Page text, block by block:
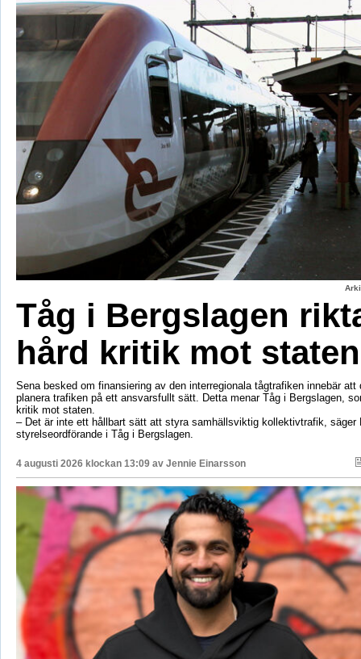
Tåg i Bergslagen
hård kritik mot staten
Sena besked om finansiering av den interregionala tågtrafiken innebär att
planera trafiken på ett ansvarsfullt sätt. Detta menar Tåg i Bergslagen,
kritik mot staten.
– Det är inte ett hållbart sätt att styra samhällsviktig kollektivtrafik, säger
styrelseordförande i Tåg i Bergslagen.
4 augusti 2026 klockan 13:09 av Jennie Einarsson